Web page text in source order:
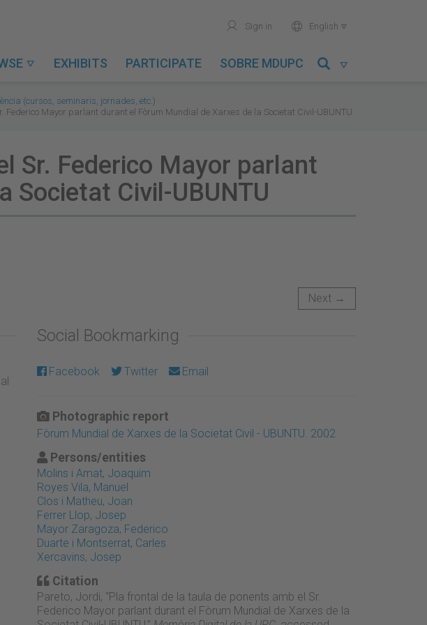
user Sign in world English 
 EXHIBITS PARTICIPATE SOBRE MDUPC 
(cursos, seminaris, jornades, etc.)
Federico Mayor parlant durant el Fòrum Mundial de Xarxes de la Societat Civil-UBUNTU
Sr. Federico Mayor parlant
Societat Civil-UBUNTU
Next →
Social Bookmarking
Facebook Twitter Email
Photographic report
Fòrum Mundial de Xarxes de la Societat Civil - UBUNTU. 2002
Persons/entities
Molins i Amat, Joaquim
Royes Vila, Manuel
Clos i Matheu, Joan
Ferrer Llop, Josep
Mayor Zaragoza, Federico
Duarte i Montserrat, Carles
Xercavins, Josep
Citation
Pareto, Jordi, “Pla frontal de la taula de ponents amb el Sr.
Federico Mayor parlant durant el Fòrum Mundial de Xarxes de la